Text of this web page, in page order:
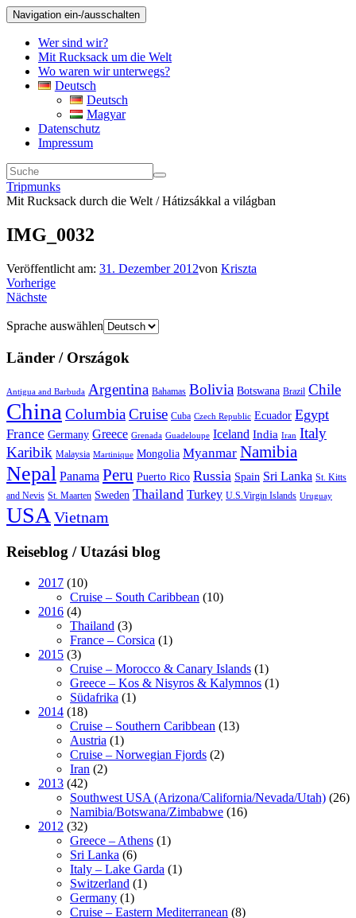
Navigation ein-/ausschalten
Wer sind wir?
Mit Rucksack um die Welt
Wo waren wir unterwegs?
Deutsch
Deutsch
Magyar
Datenschutz
Impressum
Tripmunks
Mit Rucksack durch die Welt / Hátizsákkal a világban
IMG_0032
Veröffentlicht am: 31. Dezember 2012von Kriszta
Vorherige
Nächste
Sprache auswählen
Länder / Országok
Antigua and Barbuda Argentina Bahamas Bolivia Botswana Brazil Chile
China ColumbiaCruise Cuba Czech Republic Ecuador Egypt
France Germany Greece Grenada Guadeloupe Iceland India Iran Italy
Karibik Malaysia Martinique Mongolia Myanmar Namibia
Nepal Panama Peru Puerto Rico Russia Spain Sri Lanka St. Kitts
and Nevis St. Maarten Sweden Thailand Turkey U.S.Virgin Islands Uruguay
USAVietnam
Reiseblog / Utazási blog
2017 (10)
Cruise – South Caribbean (10)
2016 (4)
Thailand (3)
France – Corsica (1)
2015 (3)
Cruise – Morocco & Canary Islands (1)
Greece – Kos & Nisyros & Kalymnos (1)
Südafrika (1)
2014 (18)
Cruise – Southern Caribbean (13)
Austria (1)
Cruise – Norwegian Fjords (2)
Iran (2)
2013 (42)
Southwest USA (Arizona/California/Nevada/Utah) (26)
Namibia/Botswana/Zimbabwe (16)
2012 (32)
Greece – Athens (1)
Sri Lanka (6)
Italy – Lake Garda (1)
Switzerland (1)
Germany (1)
Cruise – Eastern Mediterranean (8)